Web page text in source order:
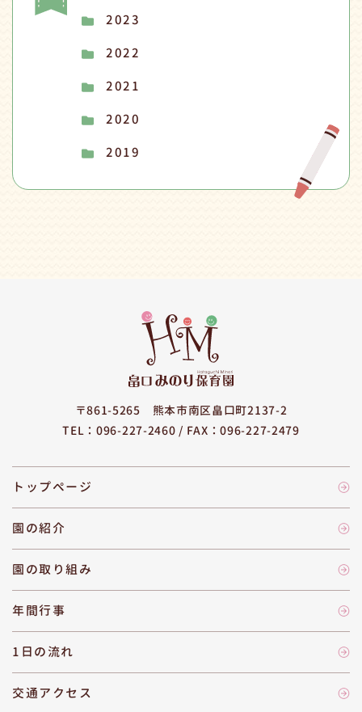
2023
2022
2021
2020
2019
〒861-5265
熊本市南区畠口町2137-2
TEL：096-227-2460 / FAX：096-227-2479
トップページ
園の紹介
園の取り組み
年間行事
1日の流れ
交通アクセス